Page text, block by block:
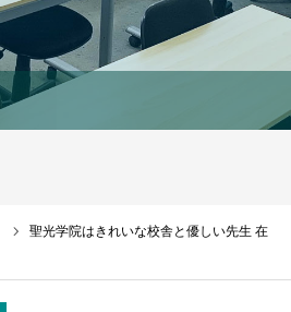
聖光学院はきれいな校舎と優しい先生 在